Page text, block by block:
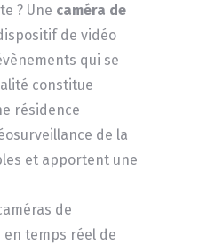
? Une caméra de
de vidéo
qui se
constitue
résidence
de la
et apportent une
de
temps réel de